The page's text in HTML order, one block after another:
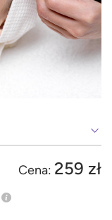
Cena: 259 zł